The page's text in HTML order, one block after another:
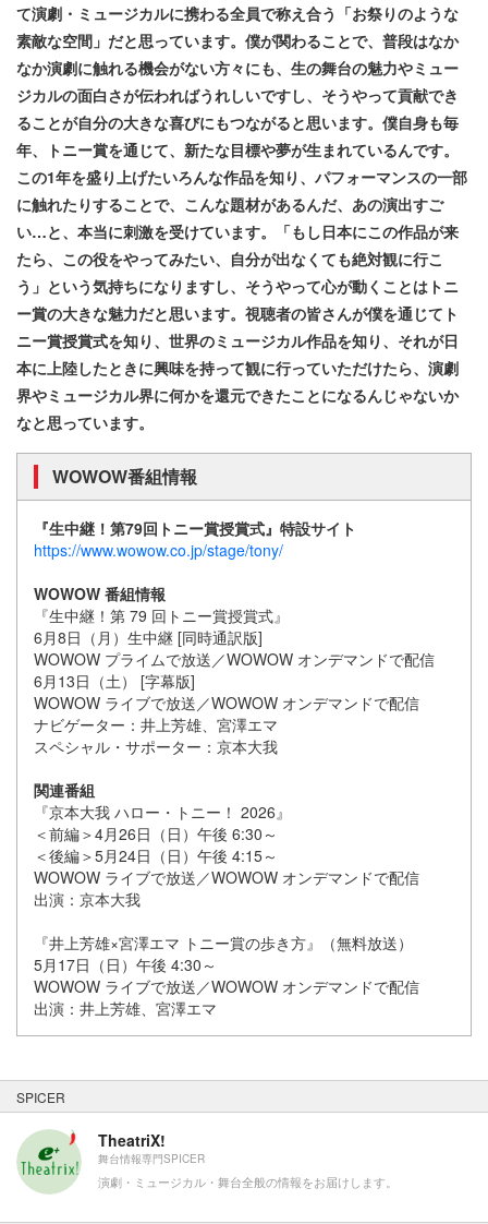
て演劇・ミュージカルに携わる全員で称え合う「お祭りのような
素敵な空間」だと思っています。僕が関わることで、普段はなか
なか演劇に触れる機会がない方々にも、生の舞台の魅力やミュー
ジカルの面白さが伝わればうれしいですし、そうやって貢献でき
ることが自分の大きな喜びにもつながると思います。僕自身も毎
年、トニー賞を通じて、新たな目標や夢が生まれているんです。
この1年を盛り上げたいろんな作品を知り、パフォーマンスの一部
に触れたりすることで、こんな題材があるんだ、あの演出すご
い…と、本当に刺激を受けています。「もし日本にこの作品が来
たら、この役をやってみたい、自分が出なくても絶対観に行こ
う」という気持ちになりますし、そうやって心が動くことはトニ
ー賞の大きな魅力だと思います。視聴者の皆さんが僕を通じてト
ニー賞授賞式を知り、世界のミュージカル作品を知り、それが日
本に上陸したときに興味を持って観に行っていただけたら、演劇
界やミュージカル界に何かを還元できたことになるんじゃないか
なと思っています。
WOWOW番組情報
『生中継！第79回トニー賞授賞式』特設サイト
https://www.wowow.co.jp/stage/tony/
WOWOW 番組情報
『生中継！第 79 回トニー賞授賞式』
6月8日（月）生中継 [同時通訳版]
WOWOW プライムで放送／WOWOW オンデマンドで配信
6月13日（土） [字幕版]
WOWOW ライブで放送／WOWOW オンデマンドで配信
ナビゲーター：井上芳雄、宮澤エマ
スペシャル・サポーター：京本大我
関連番組
『京本大我 ハロー・トニー！ 2026』
＜前編＞4月26日（日）午後 6:30～
＜後編＞5月24日（日）午後 4:15～
WOWOW ライブで放送／WOWOW オンデマンドで配信
出演：京本大我
『井上芳雄×宮澤エマ トニー賞の歩き方』（無料放送）
5月17日（日）午後 4:30～
WOWOW ライブで放送／WOWOW オンデマンドで配信
出演：井上芳雄、宮澤エマ
SPICER
TheatriX!
舞台情報専門SPICER
演劇・ミュージカル・舞台全般の情報をお届けします。